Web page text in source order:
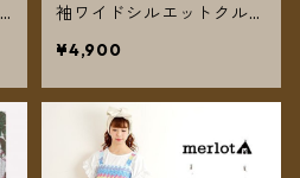
袖ワイドシルエットクルー
ー★
¥4,900